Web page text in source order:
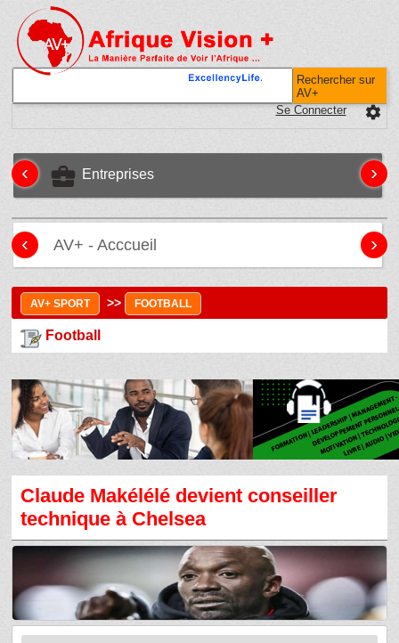
Rechercher sur
AV+
settings
Se Connecter
business_center Entreprises
‹ ›
AV+ - Acccueil
‹ ›
AV+ SPORT >> FOOTBALL
Football
Claude Makélélé devient conseiller
technique à Chelsea